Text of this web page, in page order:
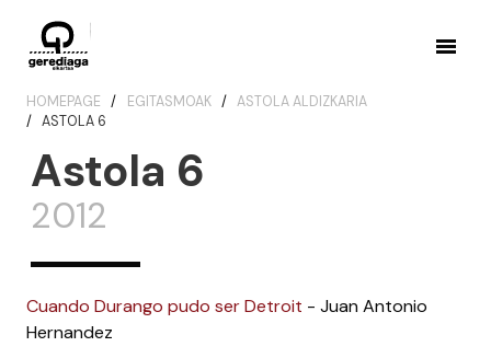
HOMEPAGE EGITASMOAK
ASTOLA ALDIZKARIA
ASTOLA 6
Astola 6
2012
Cuando Durango pudo ser Detroit - Juan Antonio
Hernandez